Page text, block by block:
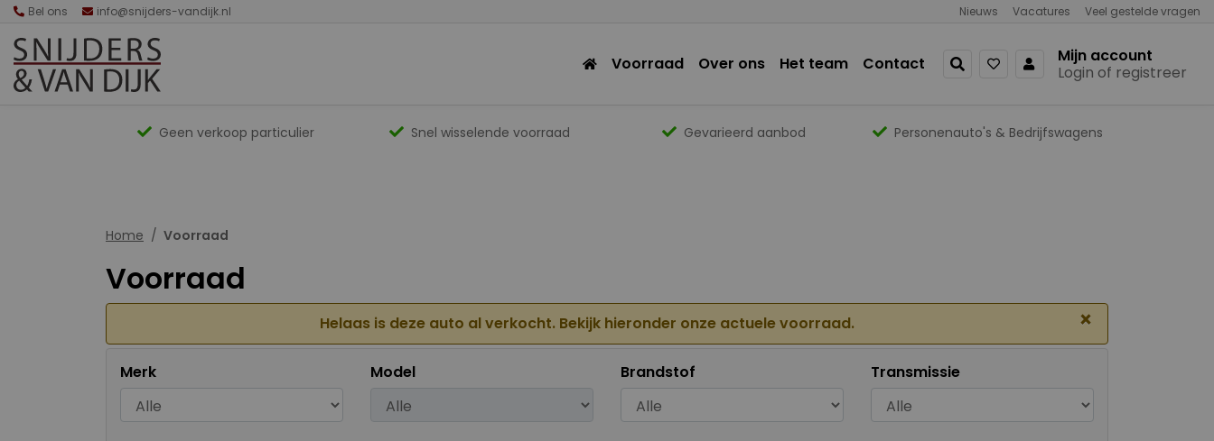
Bel ons info@snijders-vandijk.nl Nieuws Vacatures Veel gestelde vragen
Voorraad Over ons Het team Contact
Mijn account
Login of registreer
Geen verkoop particulier Snel wisselende voorraad Gevarieerd aanbod Personenauto's & Bedrijfswagens
Home Voorraad
Voorraad
Helaas is deze auto al verkocht. Bekijk hieronder onze actuele voorraad. ×
Merk Model Brandstof Transmissie